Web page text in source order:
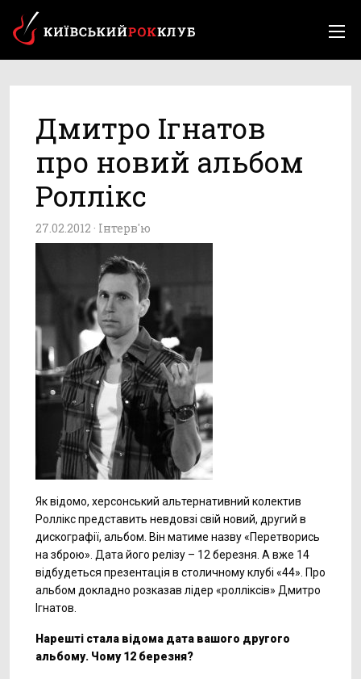
Дмитро Ігнатов
про новий альбом
Роллікс
27.02.2012 · Інтерв'ю
Як відомо, херсонський альтернативний колектив
Роллікс представить невдовзі свій новий, другий в
дискографії, альбом. Він матиме назву «Перетворись
на зброю». Дата його релізу – 12 березня. А вже 14
відбудеться презентація в столичному клубі «44». Про
альбом докладно розказав лідер «ролліксів» Дмитро
Ігнатов.
Нарешті стала відома дата вашого другого
альбому. Чому 12 березня?